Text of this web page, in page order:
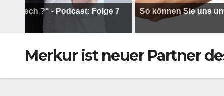
?" - Podcast: Folge 7 So können Sie uns
Merkur ist neuer Partner